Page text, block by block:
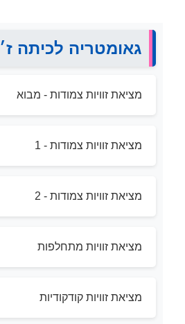
גאומטריה לכיתה ז׳
מציאת זוויות צמודות - מבוא
מציאת זוויות צמודות - 1
מציאת זוויות צמודות - 2
מציאת זוויות מתחלפות
מציאת זוויות קודקודיות